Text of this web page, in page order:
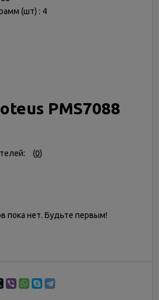
(шт) : 4
PMS7088
(0)
пока нет. Будьте первым!